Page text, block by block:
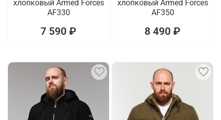
хлопковый Armed Forces
AF330
7 590 ₽
хлопковый Armed Forces
AF350
8 490 ₽